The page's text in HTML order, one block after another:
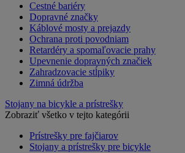
Cestné bariéry
Dopravné značky
Káblové mosty a prejazdy
Ochrana proti povodniam
Retardéry a spomaľovacie prahy
Upevnenie dopravných značiek
Zahradzovacie stĺpiky
Zimná údržba
Stojany na bicykle a prístrešky
Zobraziť všetko v tejto kategórii
Prístrešky pre fajčiarov
Stojany a prístrešky pre bicykle